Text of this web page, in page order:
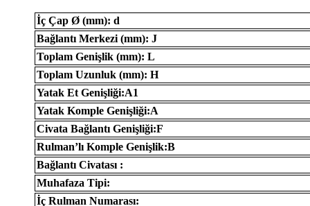
İç Çap Ø (mm): d
Bağlantı Merkezi (mm): J
Toplam Genişlik (mm): L
Toplam Uzunluk (mm): H
Yatak Et Genişliği:A1
Yatak Komple Genişliği:A
Civata Bağlantı Genişliği:F
Rulman’lı Komple Genişlik:B
Bağlantı Civatası :
Muhafaza Tipi:
İç Rulman Numarası: